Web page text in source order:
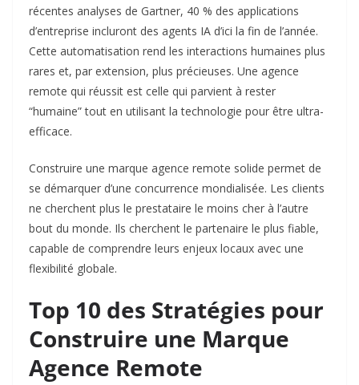
récentes analyses de Gartner, 40 % des applications
d’entreprise incluront des agents IA d’ici la fin de l’année.
Cette automatisation rend les interactions humaines plus
rares et, par extension, plus précieuses. Une agence
remote qui réussit est celle qui parvient à rester
“humaine” tout en utilisant la technologie pour être ultra-
efficace.
Construire une marque agence remote solide permet de
se démarquer d’une concurrence mondialisée. Les clients
ne cherchent plus le prestataire le moins cher à l’autre
bout du monde. Ils cherchent le partenaire le plus fiable,
capable de comprendre leurs enjeux locaux avec une
flexibilité globale.
Top 10 des Stratégies pour
Construire une Marque
Agence Remote